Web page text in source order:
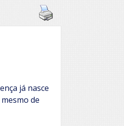
já nasce
de